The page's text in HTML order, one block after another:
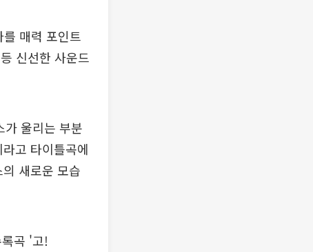
매력 포인트
신선한 사운드
울리는 부분
고 타이틀곡에
새로운 모습
곡 '고!